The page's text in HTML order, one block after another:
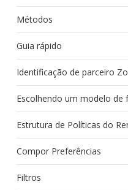
Métodos
Guia rápido
Identificação de parceiro
Escolhendo um modelo de
Estrutura de Políticas do
Compor Preferências
Filtros